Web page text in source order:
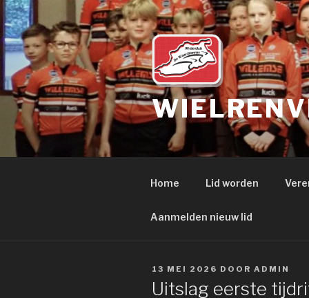
Naar
de
inhoud
springen
Home Lid worden
Aanmelden nieuw lid
GEPLAATST
13 MEI 2026 DOOR ADMIN
Uitslag eerste